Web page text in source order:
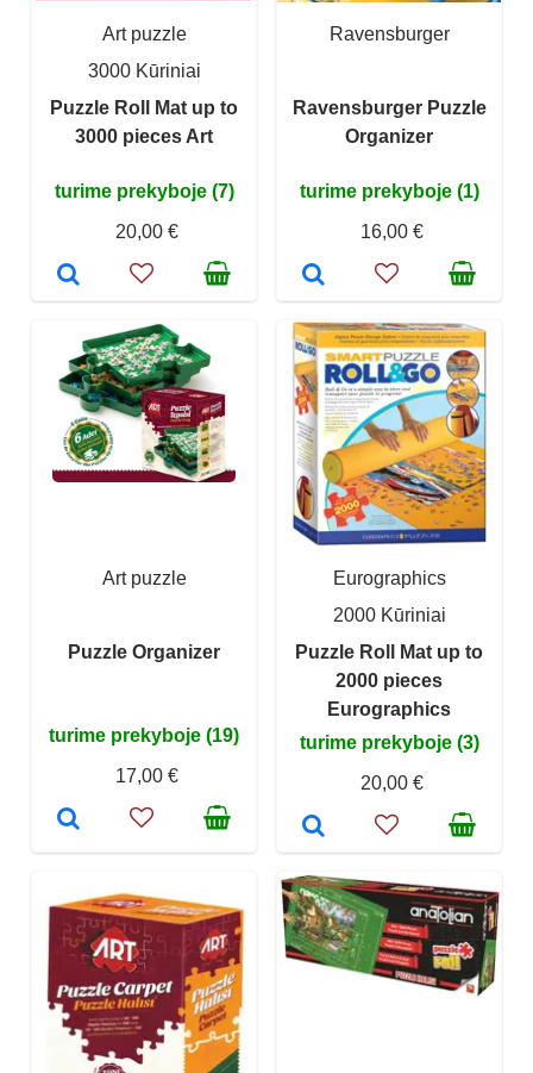
Art puzzle
3000 Kūriniai
Puzzle Roll Mat up to
3000 pieces Art
turime prekyboje (7)
20,00 €
Ravensburger
Ravensburger Puzzle
Organizer
turime prekyboje (1)
16,00 €
Art puzzle
Puzzle Organizer
turime prekyboje (19)
17,00 €
Eurographics
2000 Kūriniai
Puzzle Roll Mat up to
2000 pieces
Eurographics
turime prekyboje (3)
20,00 €